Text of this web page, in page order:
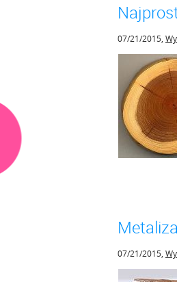
07/21/2015,
07/21/2015,